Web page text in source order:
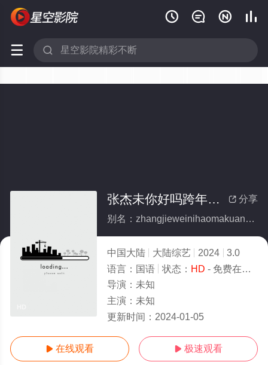
   
 
 分享
张杰未你好吗跨年演唱会
别名：zhangjieweinihaomakuanianyanchanghui
中国大陆 大陆综艺 2024
3.0
语言： 国语 状态： HD - 免费在线观看
导演： 未知
主演： 未知
更新时间： 2024-01-05
 在线观看  极速观看